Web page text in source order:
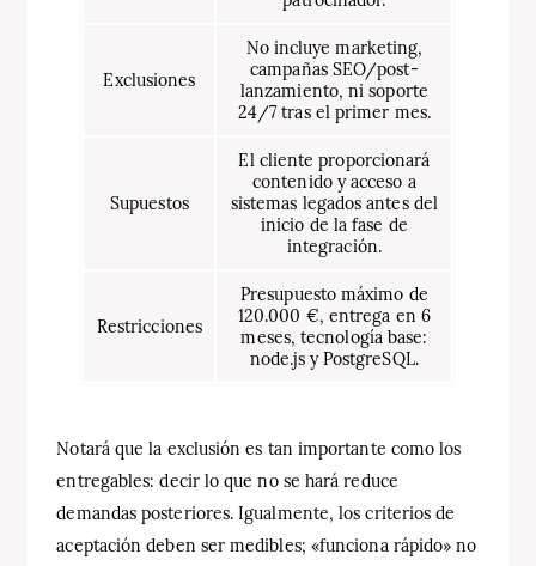
Exclusiones
No incluye marketing,
campañas SEO/post-
lanzamiento, ni soporte
24/7 tras el primer mes.
Supuestos
El cliente proporcionará
contenido y acceso a
sistemas legados antes del
inicio de la fase de
integración.
Restricciones
Presupuesto máximo de
120.000 €, entrega en 6
meses, tecnología base:
node.js y PostgreSQL.
Notará que la exclusión es tan importante como los
entregables: decir lo que no se hará reduce
demandas posteriores. Igualmente, los criterios de
aceptación deben ser medibles; «funciona rápido» no